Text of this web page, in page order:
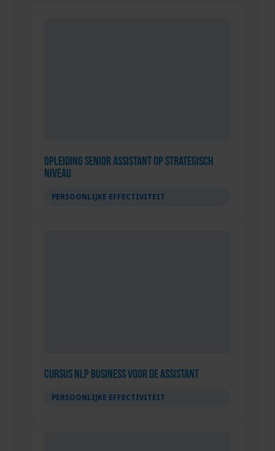
Opleiding Senior Assistant op strategisch
niveau
PERSOONLIJKE EFFECTIVITEIT
Cursus NLP Business voor de assistant
PERSOONLIJKE EFFECTIVITEIT